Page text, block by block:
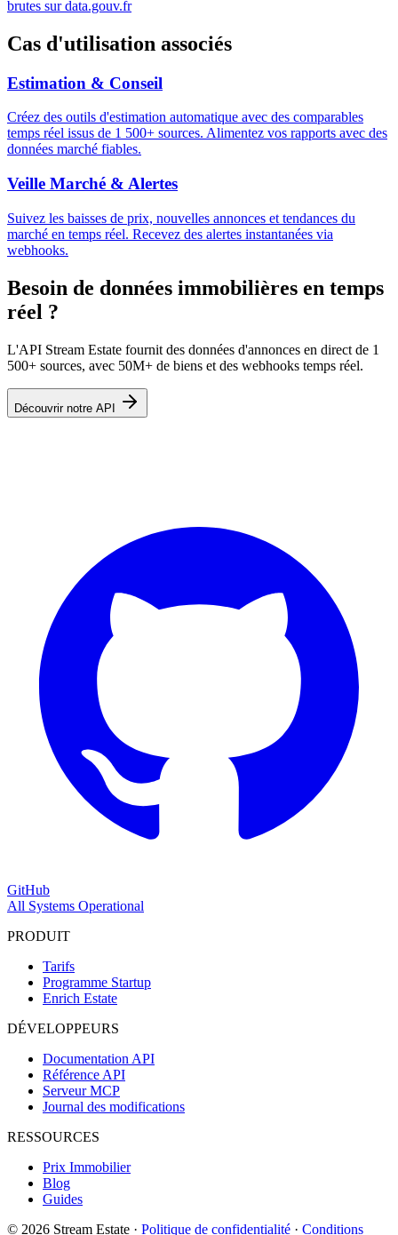
brutes sur data.gouv.fr
Cas d'utilisation associés
Estimation & Conseil
Créez des outils d'estimation automatique avec des comparables
temps réel issus de 1 500+ sources. Alimentez vos rapports avec des
données marché fiables.
Veille Marché & Alertes
Suivez les baisses de prix, nouvelles annonces et tendances du
marché en temps réel. Recevez des alertes instantanées via
webhooks.
Besoin de données immobilières en temps
réel ?
L'API Stream Estate fournit des données d'annonces en direct de 1
500+ sources, avec 50M+ de biens et des webhooks temps réel.
Découvrir notre API
GitHub
All Systems Operational
PRODUIT
Tarifs
Programme Startup
Enrich Estate
DÉVELOPPEURS
Documentation API
Référence API
Serveur MCP
Journal des modifications
RESSOURCES
Prix Immobilier
Blog
Guides
© 2026 Stream Estate · Politique de confidentialité · Conditions